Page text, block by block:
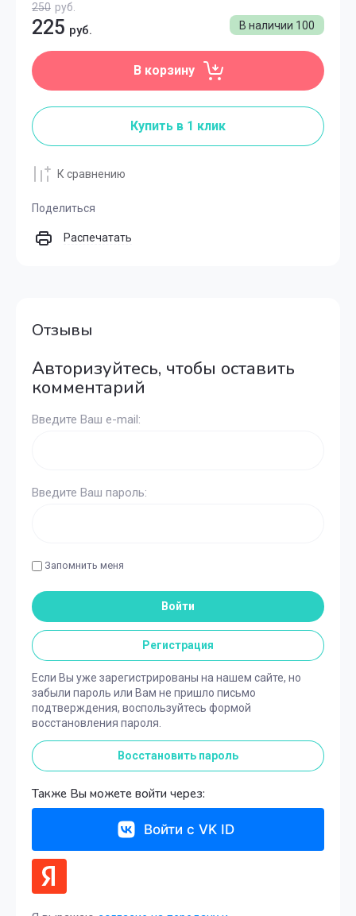
В наличии 100
250 руб.
225 руб.
В корзину
Купить в 1 клик
К сравнению
Поделиться
Распечатать
Отзывы
Авторизуйтесь, чтобы оставить
комментарий
Введите Ваш e-mail:
Введите Ваш пароль:
Запомнить меня
Войти
Регистрация
Если Вы уже зарегистрированы на нашем сайте, но
забыли пароль или Вам не пришло письмо
подтверждения, воспользуйтесь формой
восстановления пароля.
Восстановить пароль
Также Вы можете войти через:
Войти с VK ID